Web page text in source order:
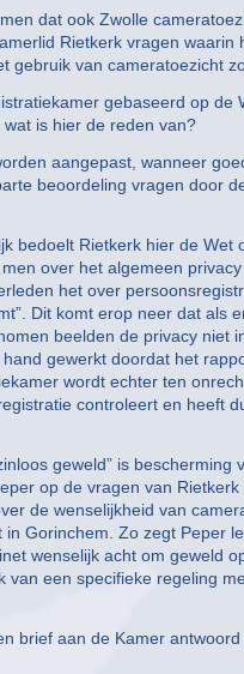
dat ook Zwolle
Rietkerk vragen
gebruik van cameratoezicht
gebaseerd op
is hier de reden van?
aangepast, wanneer
beoordeling vragen door
bedoelt Rietkerk hier de
over het algemeen
het over
Dit komt erop neer dat als
beelden de privacy niet
gewerkt doordat het
wordt echter ten
controleert en heeft
geweld” is bescherming
op de vragen van
de wenselijkheid van
Gorinchem. Zo zegt Peper
wenselijk acht om geweld
een specifieke regeling
brief aan de Kamer